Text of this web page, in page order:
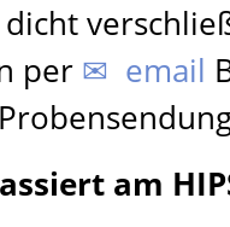
per ✉ email
am